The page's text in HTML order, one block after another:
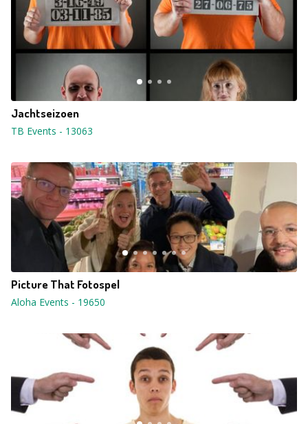
Jachtseizoen
TB Events - 13063
Picture That Fotospel
Aloha Events - 19650